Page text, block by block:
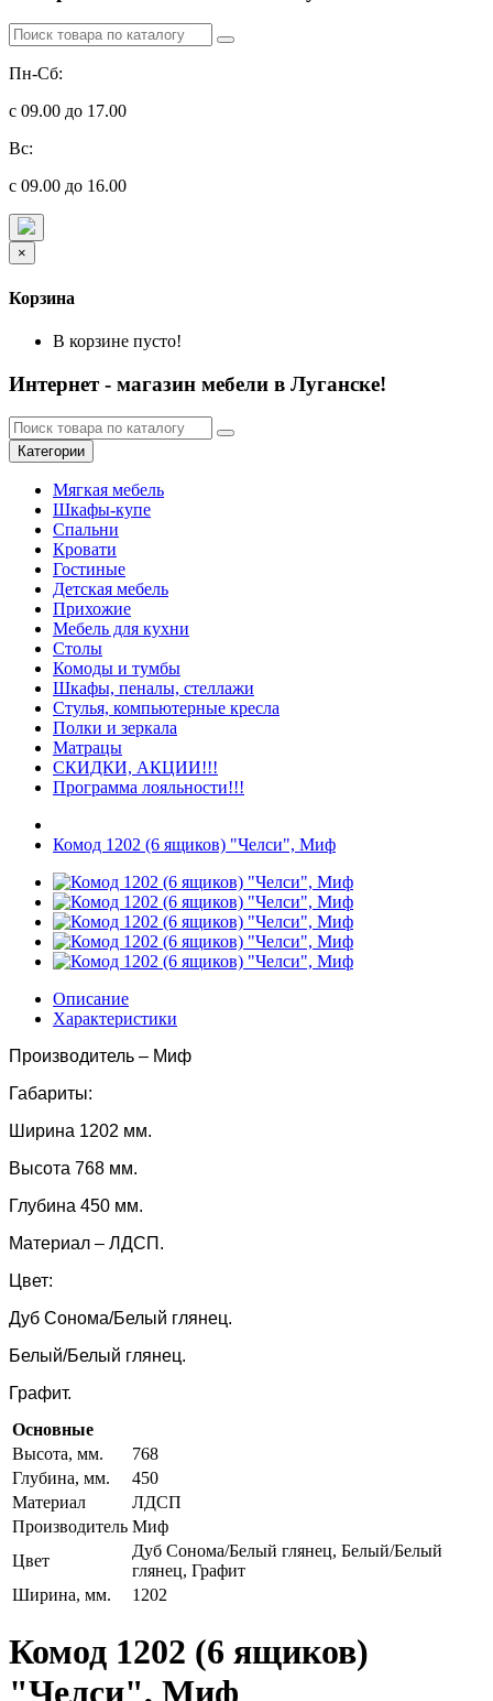
Пн-Сб:
с 09.00 до 17.00
Вс:
с 09.00 до 16.00
×
Корзина
В корзине пусто!
Интернет - магазин мебели в Луганске!
Категории
Мягкая мебель
Шкафы-купе
Спальни
Кровати
Гостиные
Детская мебель
Прихожие
Мебель для кухни
Столы
Комоды и тумбы
Шкафы, пеналы, стеллажи
Стулья, компьютерные кресла
Полки и зеркала
Матрацы
СКИДКИ, АКЦИИ!!!
Программа лояльности!!!
Комод 1202 (6 ящиков) "Челси", Миф
Описание
Характеристики
Производитель – Миф
Габариты:
Ширина 1202 мм.
Высота 768 мм.
Глубина 450 мм.
Материал – ЛДСП.
Цвет:
Дуб Сонома/Белый глянец.
Белый/Белый глянец.
Графит.
Основные
Высота, мм.
768
Глубина, мм.
450
Материал
ЛДСП
Производитель Миф
Цвет
Дуб Сонома/Белый глянец, Белый/Белый
глянец, Графит
Ширина, мм.
1202
Комод 1202 (6 ящиков)
"Челси", Миф